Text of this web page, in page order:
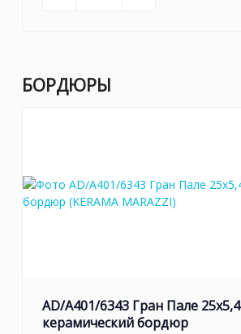
БОРДЮРЫ
AD/A401/6343 Гран Пале 25x5,4
керамический бордюр